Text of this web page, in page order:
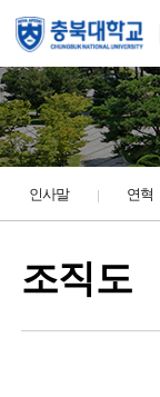
인사말 연혁
조직도